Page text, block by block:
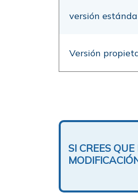
versión
Versión
SI CREES